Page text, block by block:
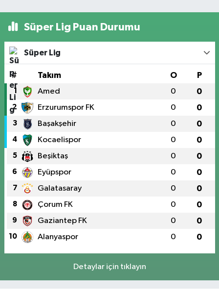
Süper Lig Puan Durumu
Süper Lig
# Takım O P
1 Amed 0 0
2 Erzurumspor FK 0 0
3 Başakşehir 0 0
4 Kocaelispor 0 0
5 Beşiktaş 0 0
6 Eyüpspor 0 0
7 Galatasaray 0 0
8 Çorum FK 0 0
9 Gaziantep FK 0 0
10 Alanyaspor 0 0
Detaylar için tıklayın